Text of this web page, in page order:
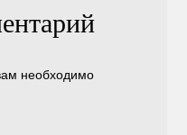
необходимо